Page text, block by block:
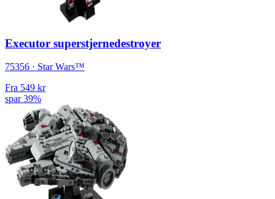
Executor superstjernedestroyer
75356 · Star Wars™
Fra 549 kr
spar 39%